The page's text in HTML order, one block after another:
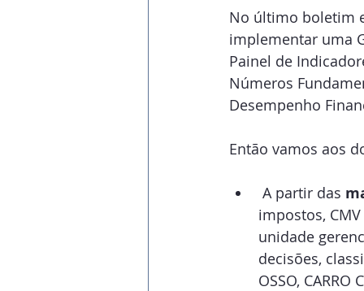
No último boletim
implementar uma
Painel de
Números
Desempenho
Então vamos aos
A partir das
impostos,
unidade
decisões,
OSSO,